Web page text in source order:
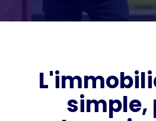
simple,